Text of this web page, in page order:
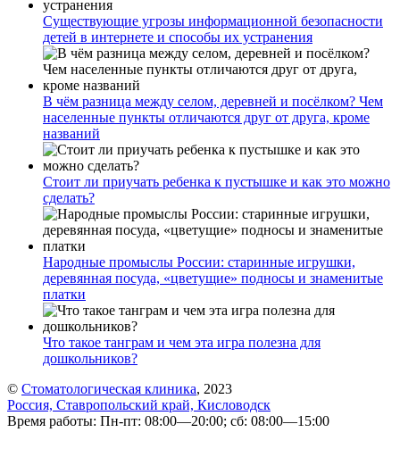
Существующие угрозы информационной безопасности
детей в интернете и способы их устранения
В чём разница между селом, деревней и посёлком? Чем
населенные пункты отличаются друг от друга, кроме
названий
Стоит ли приучать ребенка к пустышке и как это можно
сделать?
Народные промыслы России: старинные игрушки,
деревянная посуда, «цветущие» подносы и знаменитые
платки
Что такое танграм и чем эта игра полезна для
дошкольников?
© Стоматологическая клиника, 2023
Россия, Ставропольский край, Кисловодск
Время работы: Пн-пт: 08:00—20:00; сб: 08:00—15:00